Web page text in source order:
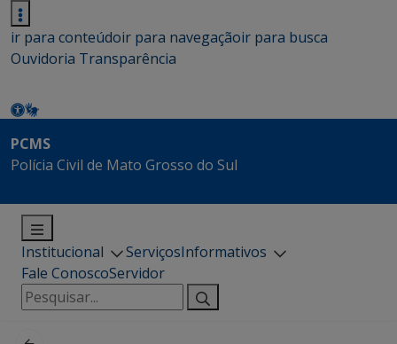
ir para conteúdoir para navegaçãoir para busca
Ouvidoria Transparência
PCMS
Polícia Civil de Mato Grosso do Sul
Institucional ServiçosInformativos
Fale ConoscoServidor
Pesquisar
por: